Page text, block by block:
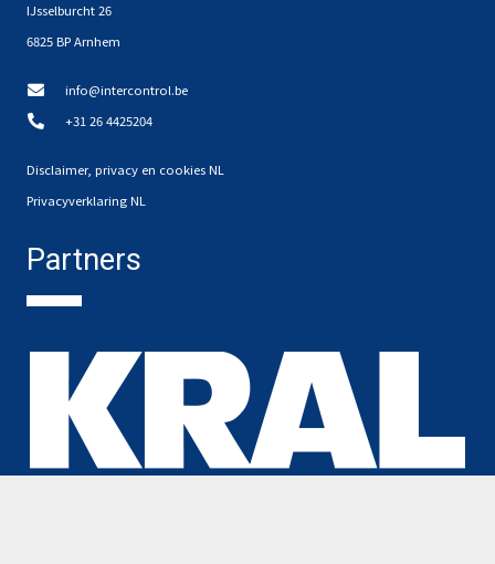
IJsselburcht 26
6825 BP Arnhem
info@intercontrol.be
+31 26 4425204
Disclaimer, privacy en cookies NL
Privacyverklaring NL
Partners